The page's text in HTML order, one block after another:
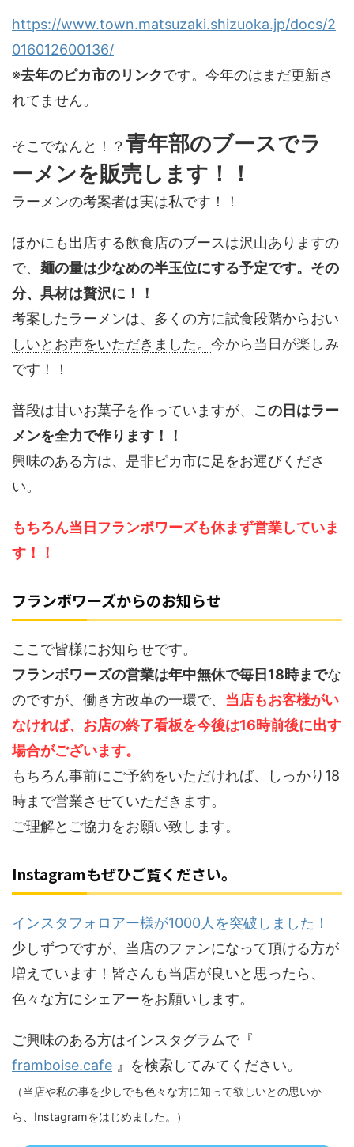
https://www.town.matsuzaki.shizuoka.jp/docs/2
016012600136/
※去年のピカ市のリンクです。今年のはまだ更新さ
れてません。
そこでなんと！？ 青年部のブースでラ
ーメンを販売します！！
ラーメンの考案者は実は私です！！
ほかにも出店する飲食店のブースは沢山ありますの
で、 麺の量は少なめの半玉位にする予定です。その
分、具材は贅沢に！！
考案したラーメンは、 多くの方に試食段階からおい
しいとお声をいただきました。 今から当日が楽しみ
です！！
普段は甘いお菓子を作っていますが、 この日はラー
メンを全力で作ります！！
興味のある方は、是非ピカ市に足をお運びくださ
い。
もちろん当日フランボワーズも休まず営業していま
す！！
フランボワーズからのお知らせ
ここで皆様にお知らせです。
フランボワーズの営業は年中無休で毎日18時までな
のですが、働き方改革の一環で、 当店もお客様がい
なければ、お店の終了看板を今後は16時前後に出す
場合がございます。
もちろん事前にご予約をいただければ、しっかり18
時まで営業させていただきます。
ご理解とご協力をお願い致します。
Instagramもぜひご覧ください。
インスタフォロアー様が1000人を突破しました！
少しずつですが、当店のファンになって頂ける方が
増えています！皆さんも当店が良いと思ったら、
色々な方にシェアーをお願いします。
ご興味のある方はインスタグラムで『
framboise.cafe 』を検索してみてください。
（当店や私の事を少しでも色々な方に知って欲しいとの思いか
ら、Instagramをはじめました。）